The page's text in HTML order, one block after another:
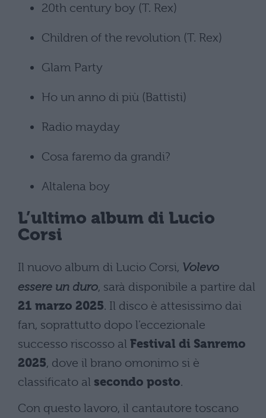
20th century boy (T. Rex)
Children of the revolution (T. Rex)
Glam Party
Ho un anno di più (Battisti)
Radio mayday
Cosa faremo da grandi?
Altalena boy
L’ultimo album di Lucio
Corsi
Il nuovo album di Lucio Corsi, Volevo
essere un duro, sarà disponibile a partire dal
21 marzo 2025. Il disco è attesissimo dai
fan, soprattutto dopo l’eccezionale
successo riscosso al Festival di Sanremo
2025, dove il brano omonimo si è
classificato al secondo posto.
Con questo lavoro, il cantautore toscano